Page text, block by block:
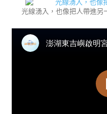
光線湧入，也像把人帶進另